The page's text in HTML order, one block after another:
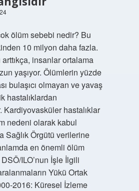
ölüm sebebi nedir? Bu
10 milyon daha fazla.
insanlar ortalama
yaşıyor. Ölümlerin yüzde
bulaşıcı olmayan ve yavaş
hastalıklardan
Kardiyovasküler hastalıklar
nedeni olarak kabul
Sağlık Örgütü verilerine
en önemli ölüm
ILO’nun İşle İlgili
Yükü Ortak
2016: Küresel İzleme